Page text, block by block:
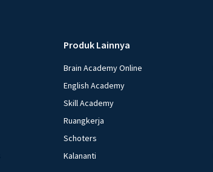
Produk Lainnya
Brain Academy Online
English Academy
Skill Academy
Ruangkerja
Schoters
Kalananti